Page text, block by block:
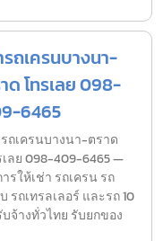
รถเครนบางนา-
ด โทรเลย 098-
6465
ถเครนบางนา-ตราด
ลย 098-409-6465 —
รให้เช่า รถเครน รถ
รถเทรลเลอร์ และรถ 10
จ้างทั่วไทย รับยกของ